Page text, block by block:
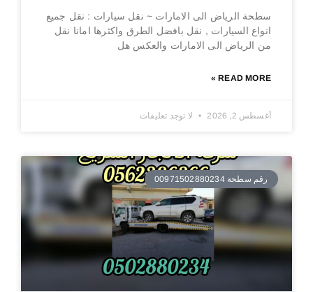
سطحة الرياض الى الامارات ~ نقل سيارات : نقل جميع
انواع السيارات , نقل بافضل الطرق واكثرها امانا نقل
من الرياض الى الامارات والعكس هل
READ MORE »
أغسطس 2, 2026 لا توجد تعليقات
رقم سطحة 00971502880234